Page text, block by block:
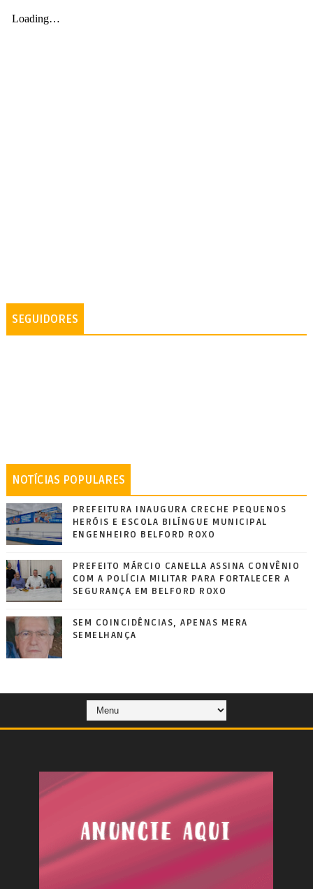
SEGUIDORES
NOTÍCIAS POPULARES
PREFEITURA INAUGURA CRECHE PEQUENOS
HERÓIS E ESCOLA BILÍNGUE MUNICIPAL
ENGENHEIRO BELFORD ROXO
PREFEITO MÁRCIO CANELLA ASSINA CONVÊNIO
COM A POLÍCIA MILITAR PARA FORTALECER A
SEGURANÇA EM BELFORD ROXO
SEM COINCIDÊNCIAS, APENAS MERA
SEMELHANÇA